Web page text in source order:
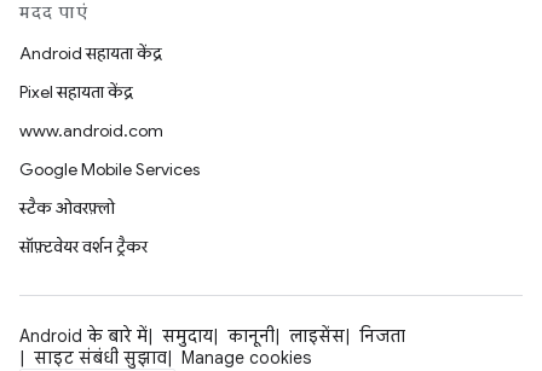
मदद पाएं
Android सहायता केंद्र
Pixel सहायता केंद्र
www.android.com
Google Mobile Services
स्टैक ओवरफ़्लो
सॉफ़्टवेयर वर्शन ट्रैकर
Android के बारे में समुदाय कानूनी लाइसेंस
निजता
साइट संबंधी सुझाव
Manage cookies